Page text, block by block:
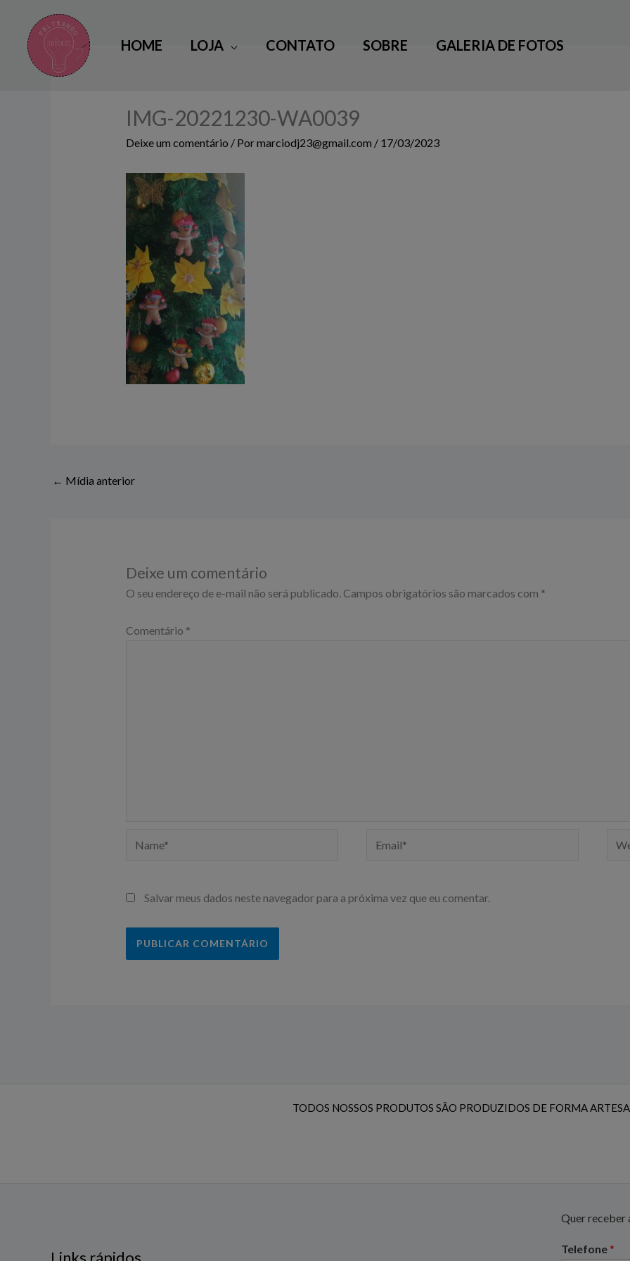
conteúdo
HOME LOJA CONTATO SOBRE GALERIA DE FOTOS
IMG-20221230-WA0039
Deixe um comentário / Pormarciodj23@gmail.com / 17/03/2023
← Mídia anterior
Deixe um comentário
O seu endereço de e-mail não será publicado. Campos obrigatórios são marcados com *
Comentário *
Name* Email*
Salvar meus dados neste navegador para a próxima vez que eu comentar.
TODOS NOSSOS PRODUTOS SÃO PRODUZIDOS DE FORMA
Links rápidos
Quer receber
Telefone *